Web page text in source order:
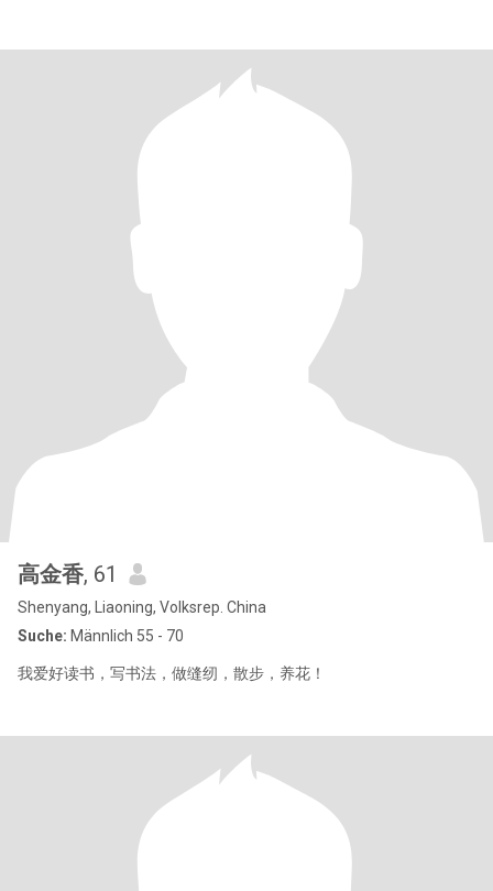
高金香, 61
Shenyang, Liaoning, Volksrep. China
Suche: Männlich 55 - 70
我爱好读书，写书法，做缝纫，散步，养花！